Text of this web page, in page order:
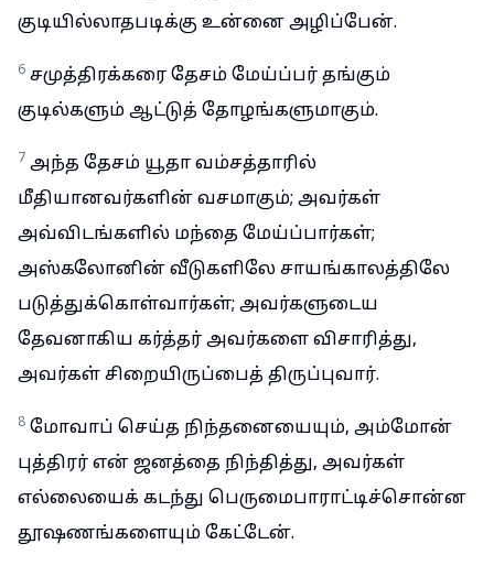
குடியில்லாதபடிக்கு உன்னை அழிப்பேன்.
6 சமுத்திரக்கரை தேசம் மேய்ப்பர் தங்கும்
குடில்களும் ஆட்டுத் தோழங்களுமாகும்.
7 அந்த தேசம் யூதா வம்சத்தாரில்
மீதியானவர்களின் வசமாகும்; அவர்கள்
அவ்விடங்களில் மந்தை மேய்ப்பார்கள்;
அஸ்கலோனின் வீடுகளிலே சாயங்காலத்திலே
படுத்துக்கொள்வார்கள்; அவர்களுடைய
தேவனாகிய கர்த்தர் அவர்களை விசாரித்து,
அவர்கள் சிறையிருப்பைத் திருப்புவார்.
8 மோவாப் செய்த நிந்தனையையும், அம்மோன்
புத்திரர் என் ஜனத்தை நிந்தித்து, அவர்கள்
எல்லையைக் கடந்து பெருமைபாராட்டிச்சொன்ன
தூஷணங்களையும் கேட்டேன்.